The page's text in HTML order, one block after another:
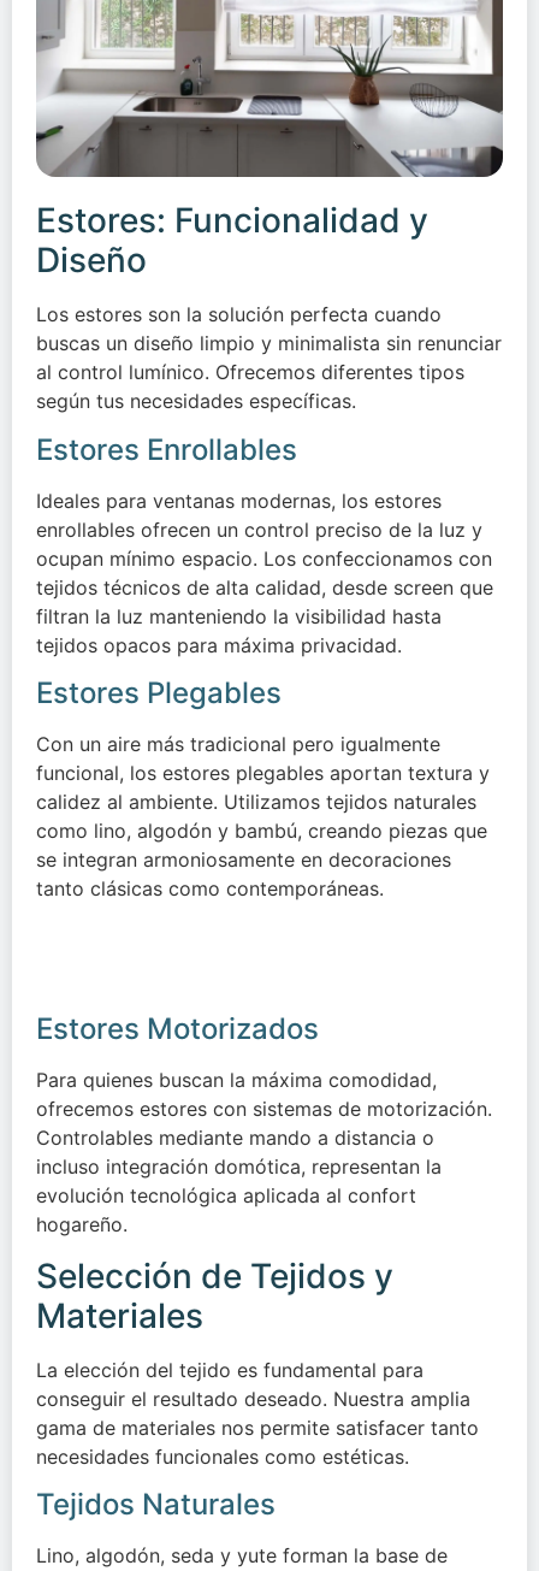
Estores: Funcionalidad y
Diseño
Los estores son la solución perfecta cuando
buscas un diseño limpio y minimalista sin renunciar
al control lumínico. Ofrecemos diferentes tipos
según tus necesidades específicas.
Estores Enrollables
Ideales para ventanas modernas, los estores
enrollables ofrecen un control preciso de la luz y
ocupan mínimo espacio. Los confeccionamos con
tejidos técnicos de alta calidad, desde screen que
filtran la luz manteniendo la visibilidad hasta
tejidos opacos para máxima privacidad.
Estores Plegables
Con un aire más tradicional pero igualmente
funcional, los estores plegables aportan textura y
calidez al ambiente. Utilizamos tejidos naturales
como lino, algodón y bambú, creando piezas que
se integran armoniosamente en decoraciones
tanto clásicas como contemporáneas.
Estores Motorizados
Para quienes buscan la máxima comodidad,
ofrecemos estores con sistemas de motorización.
Controlables mediante mando a distancia o
incluso integración domótica, representan la
evolución tecnológica aplicada al confort
hogareño.
Selección de Tejidos y
Materiales
La elección del tejido es fundamental para
conseguir el resultado deseado. Nuestra amplia
gama de materiales nos permite satisfacer tanto
necesidades funcionales como estéticas.
Tejidos Naturales
Lino, algodón, seda y yute forman la base de